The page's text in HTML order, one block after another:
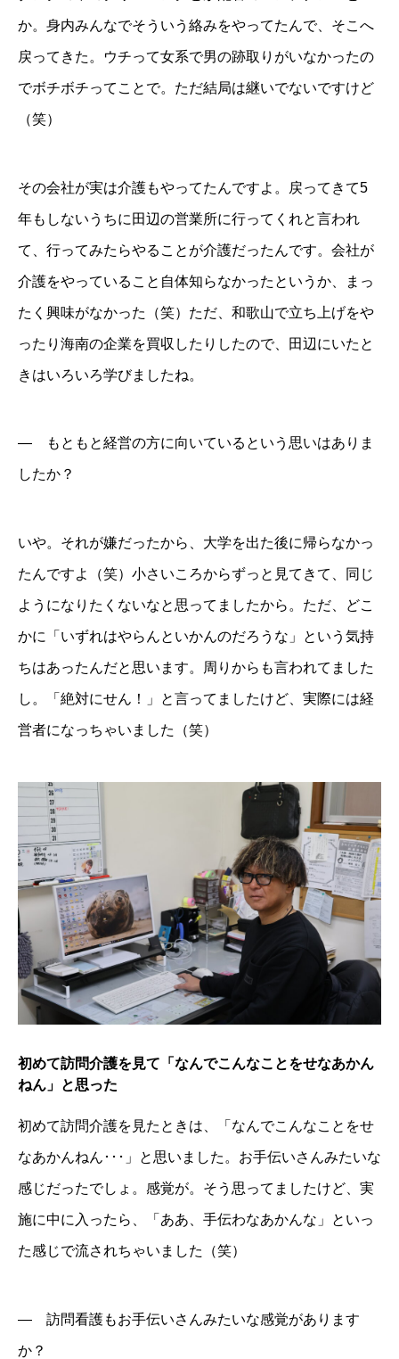
か。身内みんなでそういう絡みをやってたんで、そこへ
戻ってきた。ウチって女系で男の跡取りがいなかったの
でボチボチってことで。ただ結局は継いでないですけど
（笑）
その会社が実は介護もやってたんですよ。戻ってきて5
年もしないうちに田辺の営業所に行ってくれと言われ
て、行ってみたらやることが介護だったんです。会社が
介護をやっていること自体知らなかったというか、まっ
たく興味がなかった（笑）ただ、和歌山で立ち上げをや
ったり海南の企業を買収したりしたので、田辺にいたと
きはいろいろ学びましたね。
― もともと経営の方に向いているという思いはありま
したか？
いや。それが嫌だったから、大学を出た後に帰らなかっ
たんですよ（笑）小さいころからずっと見てきて、同じ
ようになりたくないなと思ってましたから。ただ、どこ
かに「いずれはやらんといかんのだろうな」という気持
ちはあったんだと思います。周りからも言われてました
し。「絶対にせん！」と言ってましたけど、実際には経
営者になっちゃいました（笑）
初めて訪問介護を見て「なんでこんなことをせなあかん
ねん」と思った
初めて訪問介護を見たときは、「なんでこんなことをせ
なあかんねん･･･」と思いました。お手伝いさんみたいな
感じだったでしょ。感覚が。そう思ってましたけど、実
施に中に入ったら、「ああ、手伝わなあかんな」といっ
た感じで流されちゃいました（笑）
― 訪問看護もお手伝いさんみたいな感覚があります
か？